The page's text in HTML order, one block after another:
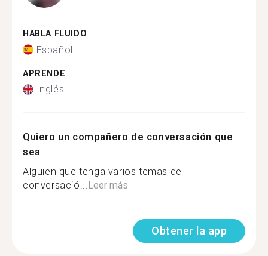
HABLA FLUIDO
Español
APRENDE
Inglés
Quiero un compañero de conversación que
sea
Alguien que tenga varios temas de
conversació...Leer más
Obtener la app